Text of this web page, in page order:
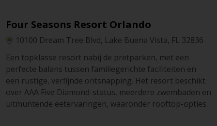
Four Seasons Resort Orlando
10100 Dream Tree Blvd, Lake Buena Vista, FL 32836
Een topklasse resort nabij de pretparken, met een
perfecte balans tussen familiegerichte faciliteiten en
een rustige, verfijnde ontsnapping. Het resort beschikt
over AAA Five Diamond-status, meerdere zwembaden en
uitmuntende eetervaringen, waaronder rooftop-opties.